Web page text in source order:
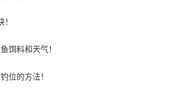
饵料和天气！
位的方法！